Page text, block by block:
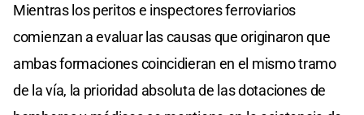
Mientras los peritos e inspectores ferroviarios
comienzan a evaluar las causas que originaron que
ambas formaciones coincidieran en el mismo tramo
de la vía, la prioridad absoluta de las dotaciones de